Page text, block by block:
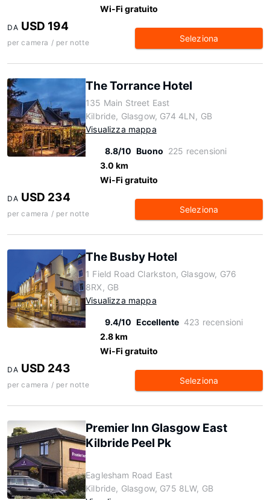
Wi-Fi gratuito
DA USD 194
per camera / per notte Seleziona
The Torrance Hotel
135 Main Street East
Kilbride, Glasgow, G74 4LN, GB
Visualizza mappa
8.8/10 Buono 225 recensioni
3.0 km
Wi-Fi gratuito
DA USD 234
per camera / per notte Seleziona
The Busby Hotel
1 Field Road Clarkston, Glasgow, G76
8RX, GB
Visualizza mappa
9.4/10 Eccellente 423 recensioni
2.8 km
Wi-Fi gratuito
DA USD 243
per camera / per notte Seleziona
Premier Inn Glasgow East
Kilbride Peel Pk
Eaglesham Road East
Kilbride, Glasgow, G75 8LW, GB